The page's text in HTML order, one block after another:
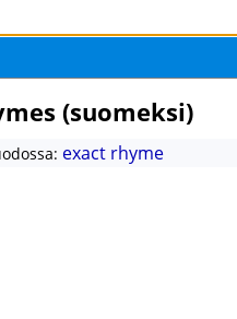
(suomeksi)
exact rhyme